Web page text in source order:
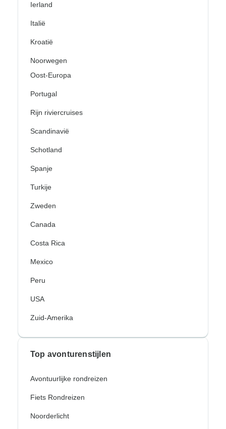
Ierland
Italië
Kroatië
Noorwegen
Oost-Europa
Portugal
Rijn riviercruises
Scandinavië
Schotland
Spanje
Turkije
Zweden
Canada
Costa Rica
Mexico
Peru
USA
Zuid-Amerika
Top avonturenstijlen
Avontuurlijke rondreizen
Fiets Rondreizen
Noorderlicht